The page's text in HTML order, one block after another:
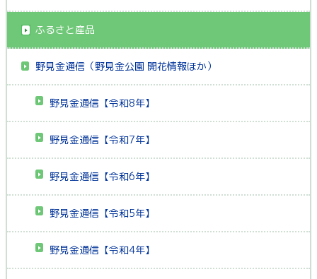
ふるさと産品
野見金通信（野見金公園 開花情報ほか）
野見金通信【令和8年】
野見金通信【令和7年】
野見金通信【令和6年】
野見金通信【令和5年】
野見金通信【令和4年】